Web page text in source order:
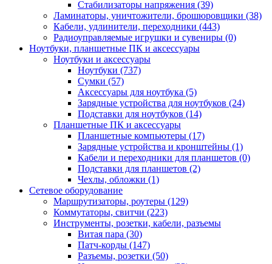
Стабилизаторы напряжения (39)
Ламинаторы, уничтожители, брошюровщики (38)
Кабели, удлинители, переходники (443)
Радиоуправляемые игрушки и сувениры (0)
Ноутбуки, планшетные ПК и аксессуары
Ноутбуки и аксессуары
Ноутбуки (737)
Сумки (57)
Аксессуары для ноутбука (5)
Зарядные устройства для ноутбуков (24)
Подставки для ноутбуков (14)
Планшетные ПК и аксессуары
Планшетные компьютеры (17)
Зарядные устройства и кронштейны (1)
Кабели и переходники для планшетов (0)
Подставки для планшетов (2)
Чехлы, обложки (1)
Сетевое оборудование
Маршрутизаторы, роутеры (129)
Коммутаторы, свитчи (223)
Инструменты, розетки, кабели, разъемы
Витая пара (30)
Патч-корды (147)
Разъемы, розетки (50)